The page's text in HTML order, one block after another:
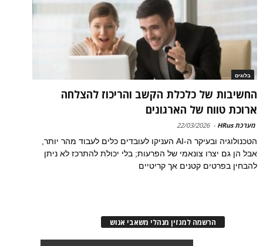
בלוגים
החשיבות של כלכלת הקשב והריכוז להצלחה
ארוכת טווח של הארגונים
מערכת HRus -
22/03/2026
הטכנולוגיה ובעיקר ה-AI העניקו לעובדים כלים לעבוד מהר יותר,
אבל הן גם יצרו צונאמי של הפרעות; בלי יכולת להתרכז לא ניתן
להבחין בפרטים קטנים אך קריטיים
הרשמה למגזין מנהלי משאבי אנוש